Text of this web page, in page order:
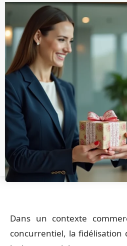
Dans un contexte
concurrentiel, la fidélisation